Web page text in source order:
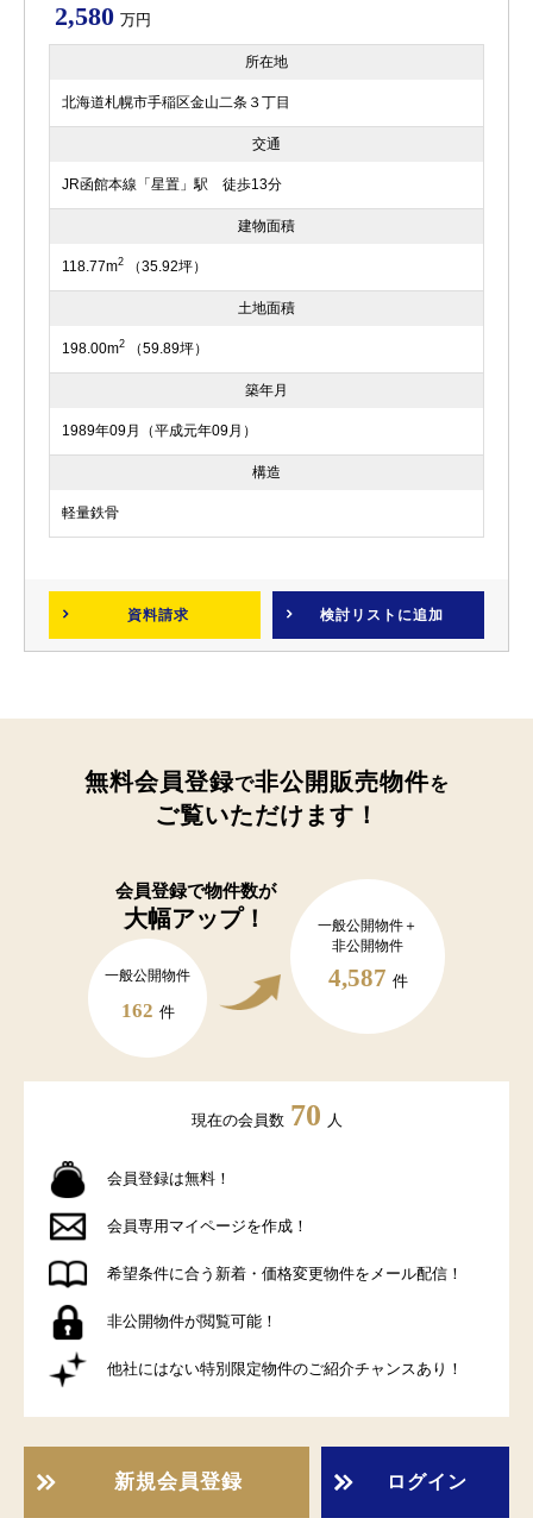
2,580 万円
所在地
北海道札幌市手稲区金山二条３丁目
交通
JR函館本線「星置」駅 徒歩13分
建物面積
118.77m2 （35.92坪）
土地面積
198.00m2 （59.89坪）
築年月
1989年09月（平成元年09月）
構造
軽量鉄骨
資料請求 検討リスト に追加
無料会員登録で非公開販売物件を
ご覧いただけます！
会員登録で物件数が
大幅アップ！
一般公開物件
162 件
一般公開物件＋
非公開物件
4,587 件
現在の会員数 70 人
会員登録は無料！
会員専用マイページを作成！
希望条件に合う新着・価格変更物件をメール配信！
非公開物件が閲覧可能！
他社にはない特別限定物件のご紹介チャンスあり！
新規会員登録 ログイン